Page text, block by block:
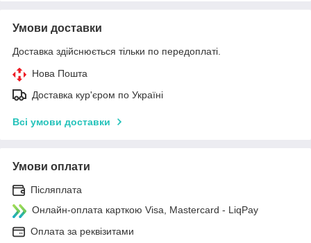
Умови доставки
Доставка здійснюється тільки по передоплаті.
Нова Пошта
Доставка кур'єром по Україні
Всі умови доставки
Умови оплати
Післяплата
Онлайн-оплата карткою Visa, Mastercard - LiqPay
Оплата за реквізитами